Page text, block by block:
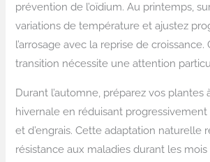
prévention de l’oïdium. Au printemps,
variations de température et ajustez
l’arrosage avec la reprise de
transition nécessite une attention
Durant l’automne, préparez vos plantes
hivernale en réduisant progressivement
et d’engrais. Cette adaptation naturelle
résistance aux maladies durant les